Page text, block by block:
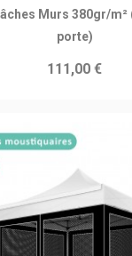
Ajouter au panier
Murs 380gr/m²
porte)
111,00 €